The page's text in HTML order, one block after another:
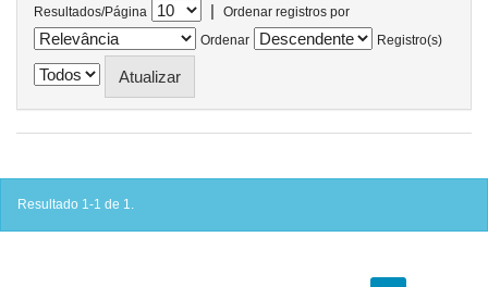
Resultados/Página |
Ordenar registros por
Ordenar
Registro(s)
Resultado 1-1 de 1.